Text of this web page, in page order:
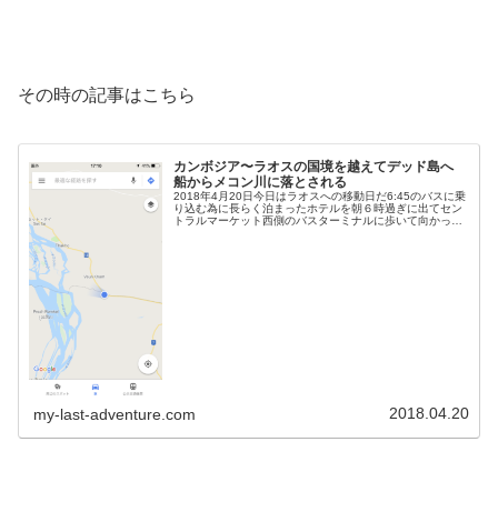
その時の記事はこちら
カンボジア〜ラオスの国境を越えてデッド島へ
船からメコン川に落とされる
2018年4月20日今日はラオスへの移動日だ6:45のバスに乗
り込む為に長らく泊まったホテルを朝６時過ぎに出てセン
トラルマーケット西側のバスターミナルに歩いて向かった
my-last-adventure.com 2018.04.20